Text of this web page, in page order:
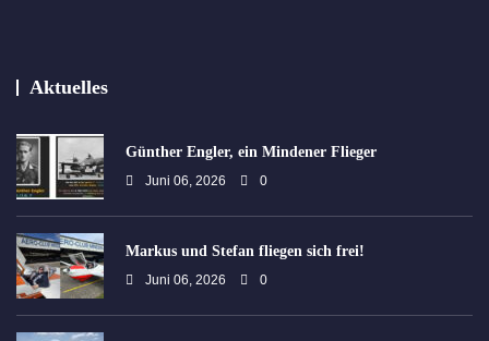
Aktuelles
Günther Engler, ein Mindener Flieger
Juni 06, 2026 0
Markus und Stefan fliegen sich frei!
Juni 06, 2026 0